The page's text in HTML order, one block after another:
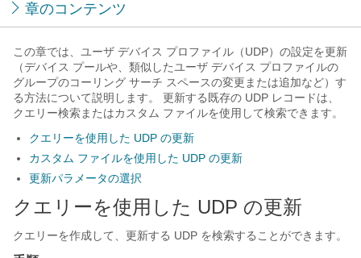
章のコンテンツ
この章では、ユーザ デバイス プロファイル（UDP）の設定を更新
（デバイス プールや、類似したユーザ デバイス プロファイルの
グループのコーリング サーチ スペースの変更または追加など）す
る方法について説明します。 更新する既存の UDP レコードは、
クエリー検索またはカスタム ファイルを使用して検索できます。
クエリーを使用した UDP の更新
カスタム ファイルを使用した UDP の更新
更新パラメータの選択
クエリーを使用した UDP の更新
クエリーを作成して、更新する UDP を検索することができます。